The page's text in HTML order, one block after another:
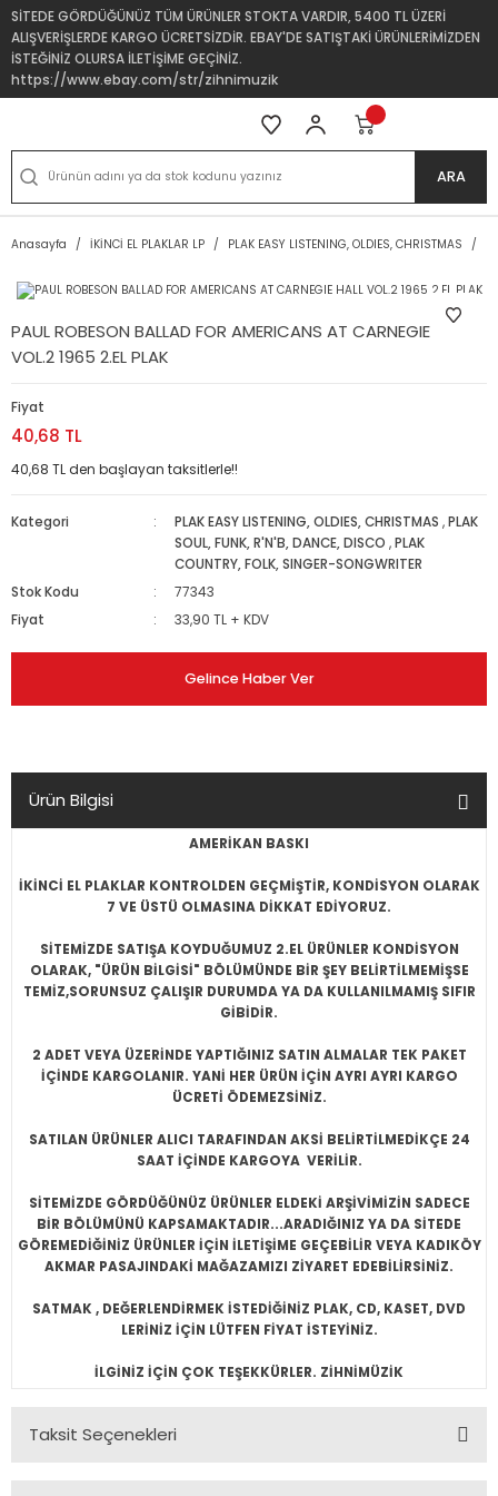
SİTEDE GÖRDÜĞÜNÜZ TÜM ÜRÜNLER STOKTA VARDIR, 5400 TL ÜZERİ
ALIŞVERİŞLERDE KARGO ÜCRETSİZDİR. EBAY'DE SATIŞTAKİ ÜRÜNLERİMİZDEN
İSTEĞİNİZ OLURSA İLETİŞİME GEÇİNİZ.
https://www.ebay.com/str/zihnimuzik
ARA
Anasayfa İKİNCİ EL PLAKLAR LP PLAK EASY LISTENING, OLDIES, CHRISTMAS
PAUL ROBESON BALLAD FOR AMERICANS AT CARNEGIE HALL
VOL.2 1965 2.EL PLAK
Fiyat
40,68 TL
40,68 TL den başlayan taksitlerle!!
Kategori PLAK EASY LISTENING, OLDIES, CHRISTMAS ,PLAK
SOUL, FUNK, R'N'B, DANCE, DISCO ,PLAK
COUNTRY, FOLK, SINGER-SONGWRITER
Stok Kodu
77343
Fiyat
33,90 TL + KDV
Gelince Haber Ver
Ürün Bilgisi
AMERİKAN BASKI
İKİNCİ EL PLAKLAR KONTROLDEN GEÇMİŞTİR, KONDİSYON OLARAK
7 VE ÜSTÜ OLMASINA DİKKAT EDİYORUZ.
SİTEMİZDE SATIŞA KOYDUĞUMUZ 2.EL ÜRÜNLER KONDİSYON
OLARAK, "ÜRÜN BİLGİSİ" BÖLÜMÜNDE BİR ŞEY BELİRTİLMEMİŞSE
TEMİZ,SORUNSUZ ÇALIŞIR DURUMDA YA DA KULLANILMAMIŞ SIFIR
GİBİDİR.
2 ADET VEYA ÜZERİNDE YAPTIĞINIZ SATIN ALMALAR TEK PAKET
İÇİNDE KARGOLANIR. YANİ HER ÜRÜN İÇİN AYRI AYRI KARGO
ÜCRETİ ÖDEMEZSİNİZ.
SATILAN ÜRÜNLER ALICI TARAFINDAN AKSİ BELİRTİLMEDİKÇE 24
SAAT İÇİNDE KARGOYA VERİLİR.
SİTEMİZDE GÖRDÜĞÜNÜZ ÜRÜNLER ELDEKİ ARŞİVİMİZİN SADECE
BİR BÖLÜMÜNÜ KAPSAMAKTADIR...ARADIĞINIZ YA DA SİTEDE
GÖREMEDİĞİNİZ ÜRÜNLER İÇİN İLETİŞİME GEÇEBİLİR VEYA KADIKÖY
AKMAR PASAJINDAKİ MAĞAZAMIZI ZİYARET EDEBİLİRSİNİZ.
SATMAK , DEĞERLENDİRMEK İSTEDİĞİNİZ PLAK, CD, KASET, DVD
LERİNİZ İÇİN LÜTFEN FİYAT İSTEYİNİZ.
İLGİNİZ İÇİN ÇOK TEŞEKKÜRLER. ZİHNİMÜZİK
Taksit Seçenekleri